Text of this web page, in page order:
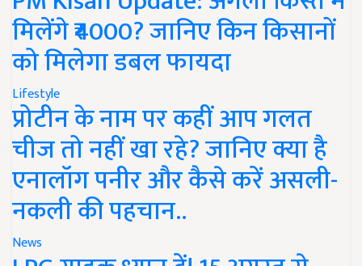
मिलेंगे ₹4000? जानिए किन किसानों
को मिलेगा डबल फायदा
Lifestyle
प्रोटीन के नाम पर कहीं आप गलत
चीज तो नहीं खा रहे? जानिए क्या है
एनालॉग पनीर और कैसे करें असली-
नकली की पहचान..
News